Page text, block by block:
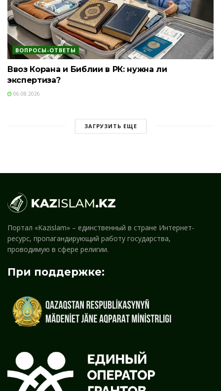
ВОПРОСЫ-ОТВЕТЫ
Ввоз Корана и Библии в РК: нужна ли
экспертиза?
06.08.2026
ЗАГРУЗИТЬ ЕЩЕ
Портал «Kazislam» – единственный в стране Интернет-
ресурс, пропагандирующий работу государства,
проводимую в сфере религии.
При поддержке: